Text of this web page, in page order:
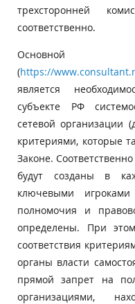
трехсторонней
соответственно.
Основной
(https://
является
субъекте РФ
сетевой организации
критериями, которые
Законе.
будут созданы в
ключевыми
полномочия и
определены. При
соответствия
органы власти
прямой запрет на
организациями,